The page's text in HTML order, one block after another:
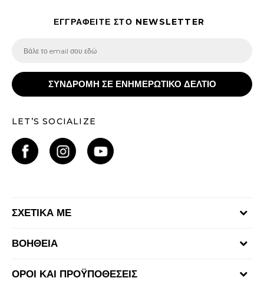
ΕΓΓΡΑΦΕΙΤΕ ΣΤΟ NEWSLETTER
ΣΥΝΔΡΟΜΗ ΣΕ ΕΝΗΜΕΡΩΤΙΚΟ ΔΕΛΤΙΟ
LET’S SOCIALIZE
ΣΧΕΤΙΚΑ ΜΕ
Καταστήματα
ΒΟΗΘΕΙΑ
ΟΡΟΙ ΚΑΙ ΠΡΟΫΠΟΘΕΣΕΙΣ